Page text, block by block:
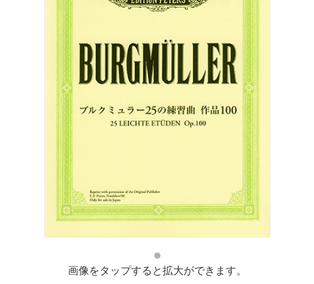
画像をタップすると拡大ができます。